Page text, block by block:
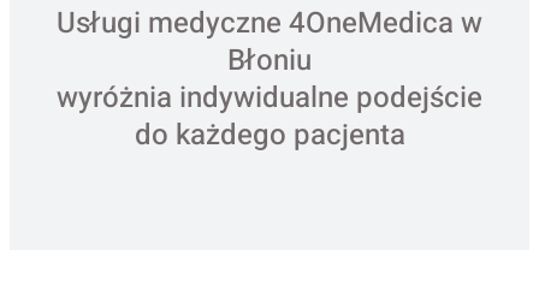
Usługi medyczne 4OneMedica w
Błoniu
wyróżnia indywidualne podejście
do każdego pacjenta